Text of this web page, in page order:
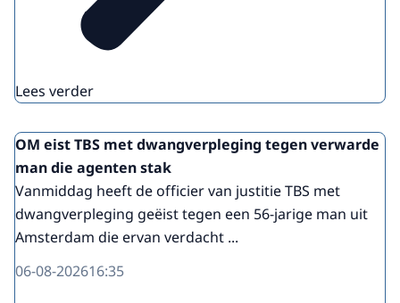
Lees verder
OM eist TBS met dwangverpleging tegen verwarde
man die agenten stak
Vanmiddag heeft de officier van justitie TBS met
dwangverpleging geëist tegen een 56-jarige man uit
Amsterdam die ervan verdacht ...
06-08-202616:35